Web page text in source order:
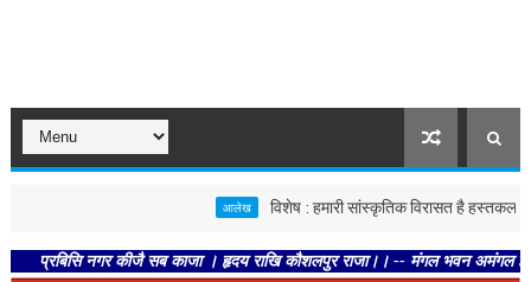
विशेष : हमारी सांस्कृतिक विरासत है हस्तकला बिहार
नगर कीजै सब काजा । हृदय राखि कौशलपुर राजा।। -- मंगल भवन अमंगल हारी।